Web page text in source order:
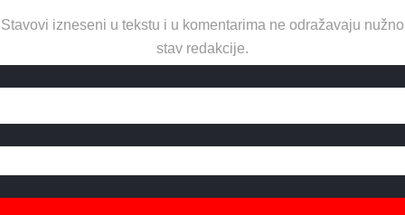
Stavovi izneseni u tekstu i u komentarima ne odražavaju nužno
stav redakcije.